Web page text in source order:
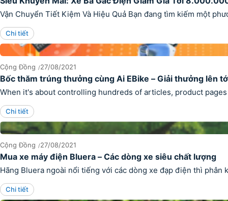
Vận Chuyển Tiết Kiệm Và Hiệu Quả Bạn đang tìm kiếm một
Chi tiết
Cộng Đồng 27/08/2021
Bốc thăm trúng thưởng cùng Ai EBike – Giải thưởng lên
When it's about controlling hundreds of articles, product
Chi tiết
Cộng Đồng 27/08/2021
Mua xe máy điện Bluera – Các dòng xe siêu chất lượng
Hãng Bluera ngoài nổi tiếng với các dòng xe đạp điện thì
Chi tiết